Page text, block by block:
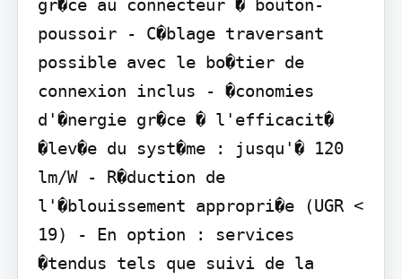
gr�ce au connecteur � bouton-
poussoir - C�blage traversant
possible avec le bo�tier de
connexion inclus - �conomies
d'�nergie gr�ce � l'efficacit�
�lev�e du syst�me : jusqu'� 120
lm/W - R�duction de
l'�blouissement appropri�e (UGR <
19) - En option : services
�tendus tels que suivi de la